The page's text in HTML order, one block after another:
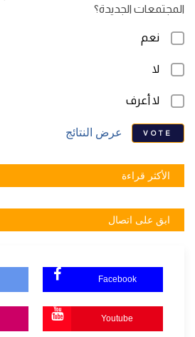
المجتمعات الجديدة؟
نعم
لا
لا أعرف
VOTE عرض النتائج
الأكثر قراءة
ابق على اتصال
Facebook
Youtube